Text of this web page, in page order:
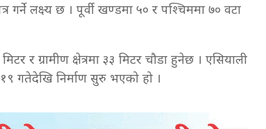
लक्ष्य छ । पूर्वी खण्डमा ५० र पश्चिममा ७० वटा
र ग्रामीण क्षेत्रमा ३३ मिटर चौडा हुनेछ । एसियाली
गतेदेखि निर्माण सुरु भएको हो ।